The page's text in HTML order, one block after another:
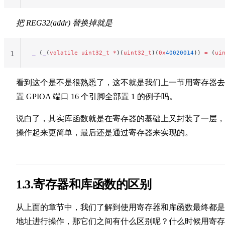
把 REG32(addr) 替换掉就是
( (volatile uint32_t * )( uint32_t )(0x40020014)) = (
1
看到这个是不是很熟悉了，这不就是我们上一节用寄存器
置 GPIOA 端口 16 个引脚全部置 1 的例子吗。
说白了，其实库函数就是在寄存器的基础上又封装了一层
操作起来更简单，最后还是通过寄存器来实现的。
1.3.寄存器和库函数的区别
从上面的章节中，我们了解到使用寄存器和库函数最终都
地址进行操作，那它们之间有什么区别呢？什么时候用寄